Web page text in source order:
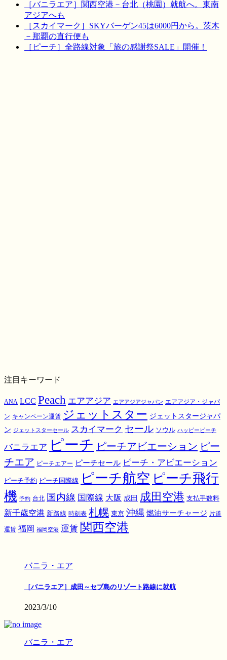
［バニラエア］関西空港－台北（桃園）就航へ。東南
アジアへも
［スカイマーク］SKYバーゲン45は6000円から。茨木
－那覇の直行便も
［ピーチ］全路線対象「旅の感謝祭SALE」開催！
注目キーワード
ANA LCC Peach エアアジア エアアジアジャパン エアアジア・ジャパ
ン キャンペーン運賃 ジェットスター ジェットスタージャパ
ン ジェットスターセール スカイマーク セール ソウル ハッピーピーチ
バニラエア ピーチ ピーチアビエーション ピー
チエア ピーチエアー ピーチセール ピーチ・アビエーション
ピーチ予約 ピーチ国際線 ピーチ航空 ピーチ飛行
機 予約 台北 国内線 国際線 大阪 成田 成田空港 支払手数料
新千歳空港 新路線 時刻表 札幌 東京 沖縄 燃油サーチャージ 片道
運賃 福岡 福岡空港 運賃 関西空港
バニラ・エア
［バニラエア］成田～セブ島のリゾート路線に就航
2023/3/10
バニラ・エア